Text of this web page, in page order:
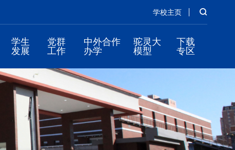
学校主页
学生
发展
党群
工作
中外合作
办学
驼灵大
模型
下载
专区